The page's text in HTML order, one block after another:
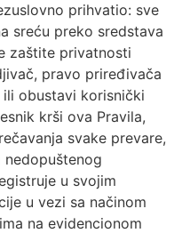
prihvatio: sve
sreću preko sredstava
zaštite privatnosti
pravo priređivača
obustavi korisnički
krši ova Pravila,
svake prevare,
u svojim
u vezi sa načinom
na evidencionom